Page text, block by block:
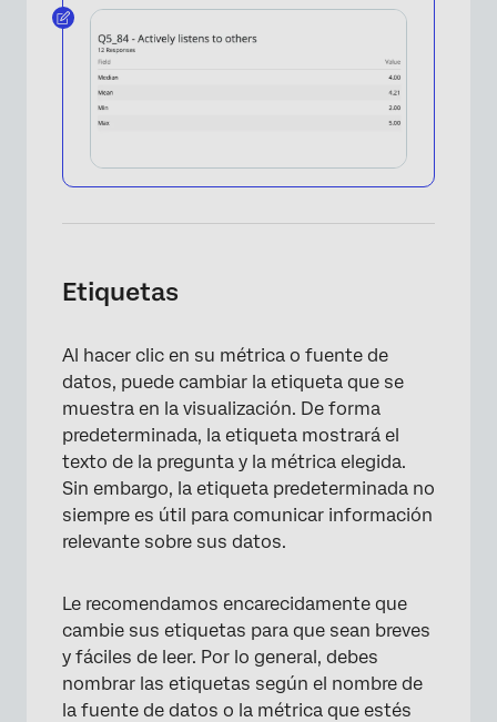
Etiquetas
Al hacer clic en su métrica o fuente de
datos, puede cambiar la etiqueta que se
muestra en la visualización. De forma
predeterminada, la etiqueta mostrará el
texto de la pregunta y la métrica elegida.
Sin embargo, la etiqueta predeterminada no
siempre es útil para comunicar información
relevante sobre sus datos.
Le recomendamos encarecidamente que
cambie sus etiquetas para que sean breves
y fáciles de leer. Por lo general, debes
nombrar las etiquetas según el nombre de
la fuente de datos o la métrica que estés